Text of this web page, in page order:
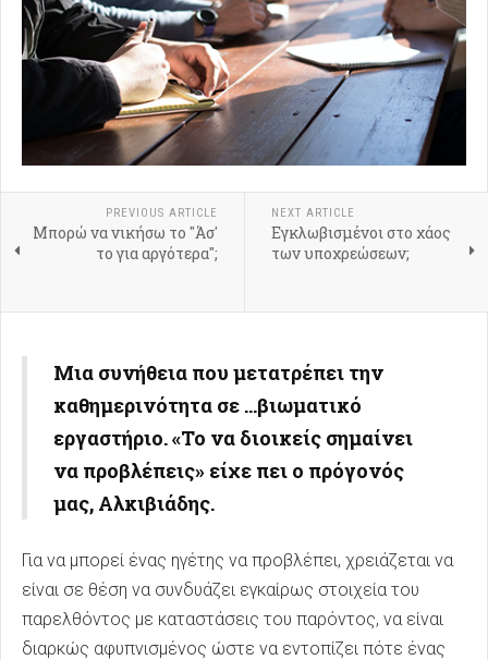
PREVIOUS ARTICLE
Μπορώ να νικήσω το "Άσ'
το για αργότερα";
NEXT ARTICLE
Εγκλωβισμένοι στο χάος
των υποχρεώσεων;
Μια συνήθεια που μετατρέπει την
καθημερινότητα σε …βιωματικό
εργαστήριο. «Το να διοικείς σημαίνει
να προβλέπεις» είχε πει ο πρόγονός
μας, Αλκιβιάδης.
Για να μπορεί ένας ηγέτης να προβλέπει, χρειάζεται να
είναι σε θέση να συνδυάζει εγκαίρως στοιχεία του
παρελθόντος με καταστάσεις του παρόντος, να είναι
διαρκώς αφυπνισμένος ώστε να εντοπίζει πότε ένας